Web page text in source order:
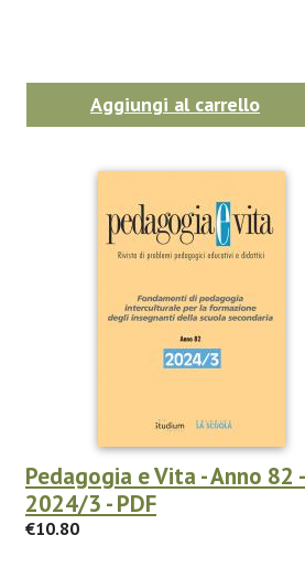
Aggiungi al carrello
Pedagogia e Vita - Anno 82 -
2024/3 - PDF
€10.80